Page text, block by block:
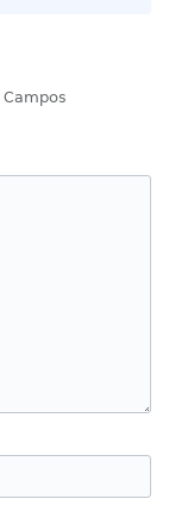
Campos